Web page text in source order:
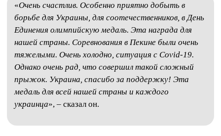
«Очень счастлив. Особенно приятно добыть в
борьбе для Украины, для соотечественников, в День
Единения олимпийскую медаль. Эта награда для
нашей страны. Соревнования в Пекине были очень
тяжелыми. Очень холодно, ситуация с Covid-19.
Однако очень рад, что совершил такой сложный
прыжок. Украина, спасибо за поддержку! Эта
медаль для всей нашей страны и каждого
украинца», – сказал он.